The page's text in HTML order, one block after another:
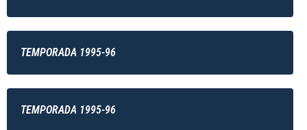
TEMPORADA 1995-96
TEMPORADA 1995-96